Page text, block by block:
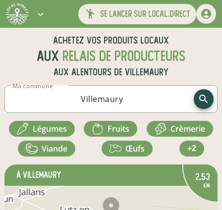
se lancer sur local.direct
Achetez vos produits locaux
aux relais de producteurs
aux alentours de Villemaury
Ma commune
légumes fruits
crèmerie
viande
œufs +2
à Villemaury 2,53
km